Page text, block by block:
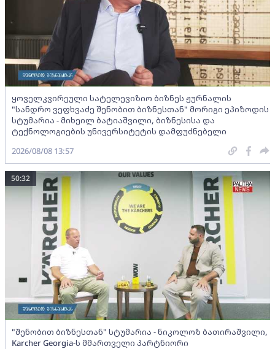
ყოველკვირეული სატელევიზიო ბიზნეს ჟურნალის
"სანდრო ვეფხვაძე შენობით ბიზნესთან" მორიგი ეპიზოდის
სტუმარია - მიხეილ ბატიაშვილი, ბიზნესისა და
ტექნოლოგიების უნივერსიტეტის დამფუძნებელი
2026/08/08 13:57
"შენობით ბიზნესთან" სტუმარია - ნიკოლოზ ბათირაშვილი,
Karcher Georgia-ს მმართველი პარტნიორი
50:32